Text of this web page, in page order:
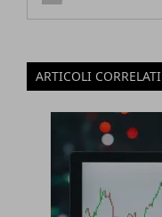
ARTICOLI CORRELATI